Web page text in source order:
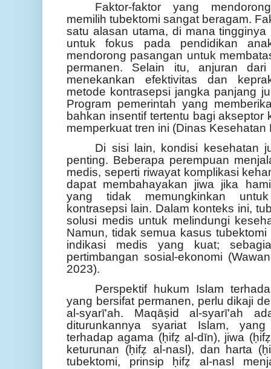
Faktor-faktor yang
memilih tubektomi sangat beragam.
satu alasan utama, di mana
untuk fokus pada pendidikan
mendorong pasangan untuk
permanen. Selain itu, anjuran
menekankan efektivitas dan
metode kontrasepsi jangka panjang
Program pemerintah yang
bahkan insentif tertentu bagi akseptor
memperkuat tren ini (Dinas
Di sisi lain, kondisi kesehatan
penting. Beberapa perempuan
medis, seperti riwayat komplikasi
dapat membahayakan jiwa jika
yang tidak memungkinkan
kontrasepsi lain. Dalam konteks ini,
solusi medis untuk melindungi
Namun, tidak semua kasus
indikasi medis yang kuat;
pertimbangan sosial-ekonomi
2023).
Perspektif hukum Islam
yang bersifat permanen, perlu dikaji
al-syarī'ah. Maqāṣid al-syarī'ah
diturunkannya syariat Islam, yang
terhadap agama (ḥifẓ al-dīn), jiwa
keturunan (ḥifẓ al-nasl), dan harta
tubektomi, prinsip ḥifẓ al-nasl